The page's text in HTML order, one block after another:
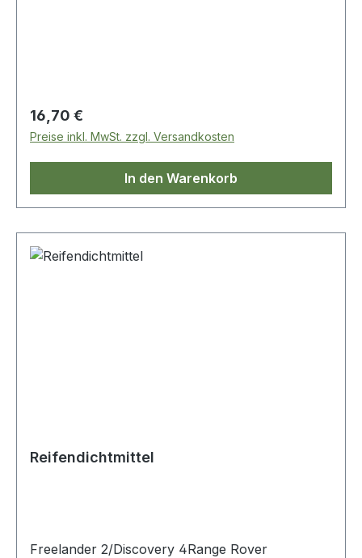
Regulärer Preis:
16,70 €
Preise inkl. MwSt. zzgl. Versandkosten
In den Warenkorb
Reifendichtmittel
Freelander 2/Discovery 4Range Rover